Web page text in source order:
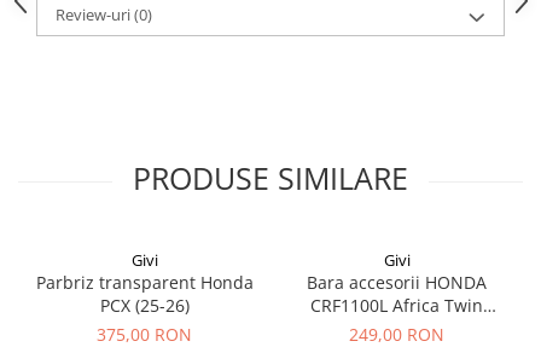
Review-uri(0)
PRODUSE SIMILARE
Givi
Parbriz transparent Honda
PCX (25-26)
375,00 RON
Givi
Bara accesorii HONDA
CRF1100L Africa Twin
Adventure Sports (20 - 23)
249,00 RON